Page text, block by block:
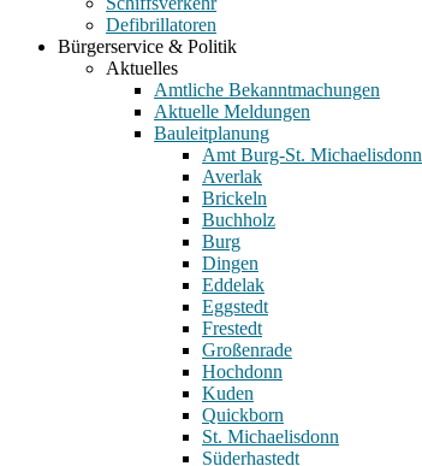
Defibrillatoren
Bürgerservice & Politik
Aktuelles
Amtliche Bekanntmachungen
Aktuelle Meldungen
Bauleitplanung
Amt Burg-St. Michaelisdonn
Averlak
Brickeln
Buchholz
Burg
Dingen
Eddelak
Eggstedt
Frestedt
Großenrade
Hochdonn
Kuden
Quickborn
St. Michaelisdonn
Süderhastedt